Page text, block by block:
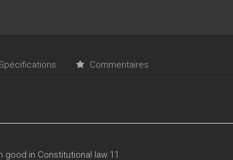
Commentaires
good in Constitutional law 11